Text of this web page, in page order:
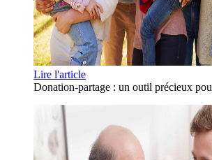
Lire l'article
Donation-partage : un outil précieux